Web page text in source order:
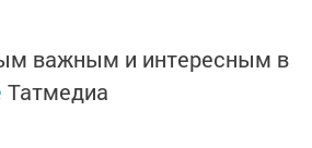
важным и интересным в
Татмедиа